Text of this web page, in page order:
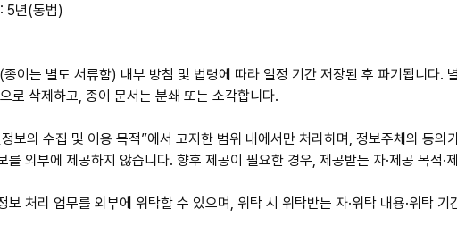
5년(동법)
이는 별도 서류함) 내부 방침 및 법령에 따라 일정 기간 저장된 후 파기됩니다
로 삭제하고, 종이 문서는 분쇄 또는 소각합니다.
보의 수집 및 이용 목적”에서 고지한 범위 내에서만 처리하며, 정보주체의 동
외부에 제공하지 않습니다. 향후 제공이 필요한 경우, 제공받는 자·제공 목적·
처리 업무를 외부에 위탁할 수 있으며, 위탁 시 위탁받는 자·위탁 내용·위탁